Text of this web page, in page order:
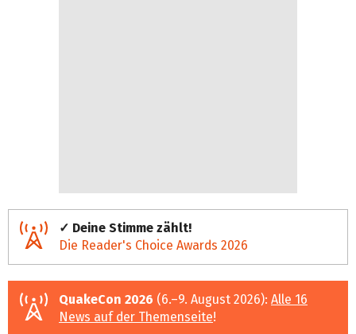
✓ Deine Stimme zählt!
Die Reader's Choice Awards 2026
QuakeCon 2026 (6.–9. August 2026): Alle 16
News auf der Themenseite!